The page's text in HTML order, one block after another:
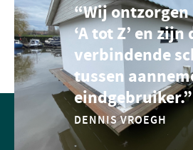
“Wij ontzorgen
‘A tot Z’ en zijn
verbindende
tussen
eindgebruiker.”
DENNIS VROEGH